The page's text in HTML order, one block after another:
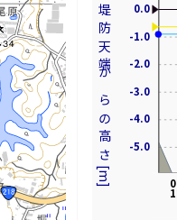
堤防天端からの高さ[m] -5.0
-4.0
-3.0
-2.0
-1.0
0.0